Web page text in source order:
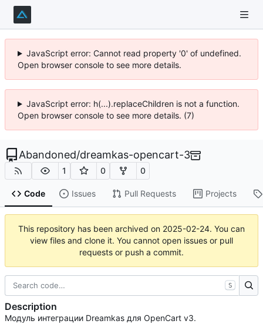
JavaScript error: Cannot read property '0' of undefined.
Open browser console to see more details.
JavaScript error: h(...).replaceChildren is not a function.
Open browser console to see more details. (7)
Abandoned/dreamkas-opencart-3
1 0 0
Code Issues Pull Requests Projects
This repository has been archived on 2025-02-24. You can
view files and clone it. You cannot open issues or pull
requests or push a commit.
S
Description
Модуль интеграции Dreamkas для OpenCart v3.